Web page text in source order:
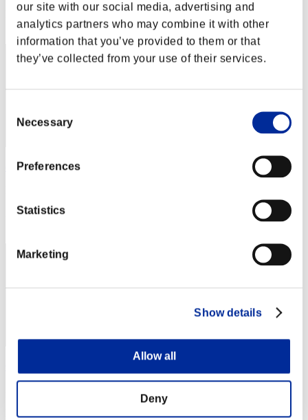
our site with our social media, advertising and
analytics partners who may combine it with other
information that you’ve provided to them or that
they’ve collected from your use of their services.
Selection
Necessary
Preferences
Statistics
Marketing
Show details
Allow all
Deny
Posizione
32
emin
Posizione
Posizione